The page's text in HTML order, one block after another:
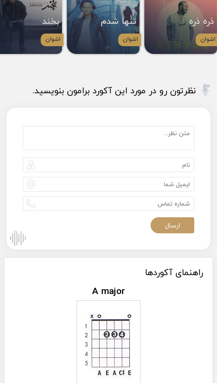
ذره ذره
اشوان
تنها شدم
اشوان
بخند
اشوان
نظرتون رو در مورد این آکورد برامون بنویسید.
راهنمای آکوردها
A major